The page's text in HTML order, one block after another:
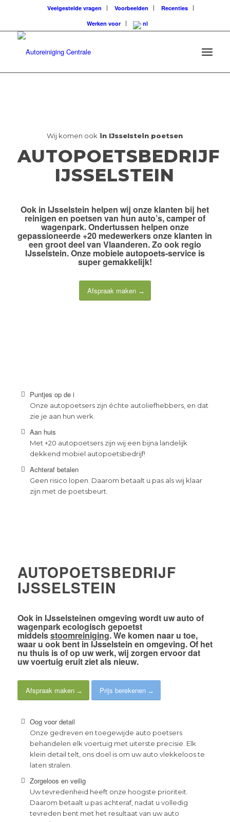
Veelgestelde vragen Voorbeelden
Recenties
Werken voor
Wij komen ook in IJsselstein poetsen
AUTOPOETSBEDRIJF
IJSSELSTEIN
Ook in IJsselstein helpen wij onze klanten bij het
reinigen en poetsen van hun auto’s, camper of
wagenpark. Ondertussen helpen onze
gepassioneerde +20 medewerkersonze klanten in
een groot deel van Vlaanderen. Zo ook regio
IJsselstein. Onze mobiele autopoets-serviceis
super gemakkelijk!
Afspraak maken
Puntjes op de i
Onze autopoetsers zijn échte autoliefhebbers, en dat
zie je aan hun werk.
Aan huis
Met +20 autopoetsers zijn wij een bijna landelijk
dekkend mobiel autopoetsbedrijf!
Achteraf betalen
Geen risico lopen. Daarom betaalt u pas als wij klaar
zijn met de poetsbeurt.
AUTOPOETSBEDRIJF
IJSSELSTEIN
Ook in IJsselsteinen omgeving wordt uw auto of
wagenparkecologisch gepoetst
middelsstoomreiniging. We komen naar u toe,
waar u ook bent in IJsselstein en omgeving. Of het
nu thuis is of op uw werk,wij zorgen ervoor dat
uw voertuig eruit ziet als nieuw.
Afspraak maken Prijs berekenen
Oog voor detail
Onze gedreven en toegewijde auto poetsers
behandelen elk voertuig met uiterste precisie. Elk
klein detail telt, ons doel is om uw auto vlekkeloos te
laten stralen.
Zorgeloos en veilig
Uw tevredenheid heeft onze hoogste prioriteit.
Daarom betaalt u pas achteraf, nadat u volledig
tevreden bent met het resultaat van uw auto